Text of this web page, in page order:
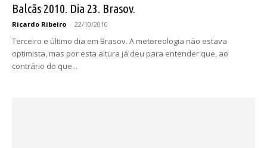
Balcãs 2010. Dia 23. Brasov.
Ricardo Ribeiro - 22/10/2010
Terceiro e último dia em Brasov. A metereologia não estava
optimista, mas por esta altura já deu para entender que, ao
contrário do que...